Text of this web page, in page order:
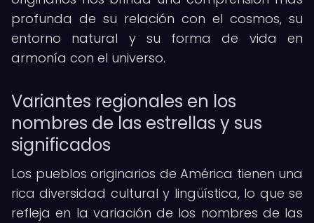
profunda de su relación con el cosmos, su
entorno natural y su forma de vida en
armonía con el universo.
Variantes regionales en los
nombres de las estrellas y sus
significados
Los pueblos originarios de América tienen una
rica diversidad cultural y lingüística, lo que se
refleja en la variación de los nombres de las